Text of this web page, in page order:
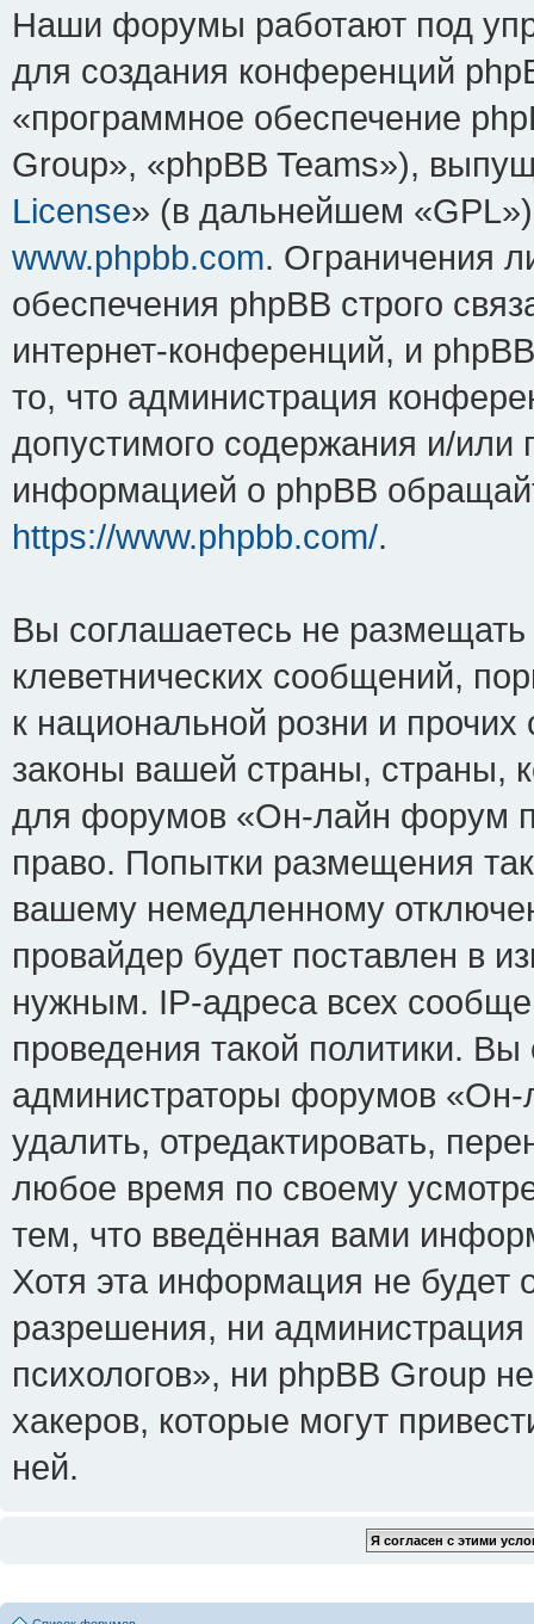
Наши форумы работают под
для создания конференций
«программное обеспечение
Group», «phpBB Teams»),
License» (в дальнейшем
www.phpbb.com. Ограничения
обеспечения phpBB строго
интернет-конференций, и
то, что администрация
допустимого содержания и/или
информацией о phpBB
https://www.phpbb.com/.
Вы соглашаетесь не
клеветнических сообщений,
к национальной розни и
законы вашей страны, страны,
для форумов «Он-лайн форум
право. Попытки размещения
вашему немедленному
провайдер будет поставлен в
нужным. IP-адреса всех
проведения такой политики.
администраторы форумов
удалить, отредактировать,
любое время по своему
тем, что введённая вами
Хотя эта информация не будет
разрешения, ни
психологов», ни phpBB Group
хакеров, которые могут
ней.